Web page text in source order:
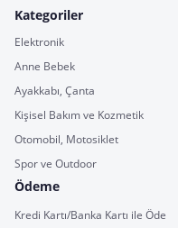
Kategoriler
Elektronik
Anne Bebek
Ayakkabı, Çanta
Kişisel Bakım ve Kozmetik
Otomobil, Motosiklet
Spor ve Outdoor
Ödeme
Kredi Kartı/Banka Kartı ile Öde